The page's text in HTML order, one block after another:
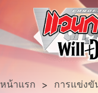
หน้าแรก > การแข่งขั